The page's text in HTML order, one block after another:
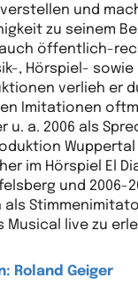
verstellen und
zu seinem
auch öffentlich-
, Hörspiel- sowie
verlieh er
Imitationen
u. a. 2006 als
Wuppertal
im Hörspiel El
und 2006-
Musical live zu
Roland Geiger